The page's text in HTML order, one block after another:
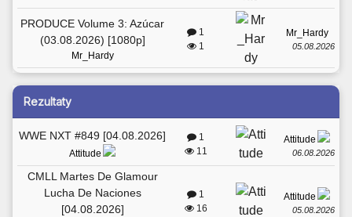
PRODUCE Volume 3: Azúcar
(03.08.2026) [1080p]
Mr_Hardy
1
1
Mr_Hardy
05.08.2026
Rezultaty
WWE NXT #849 [04.08.2026]
Attitude
1
11
Attitude
06.08.2026
CMLL Martes De Glamour
Lucha De Naciones
[04.08.2026]
1
16
Attitude
05.08.2026